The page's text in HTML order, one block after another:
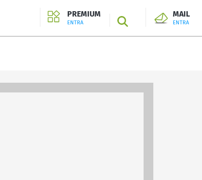
PREMIUM
ENTRA SEARCH
MAIL
ENTRA